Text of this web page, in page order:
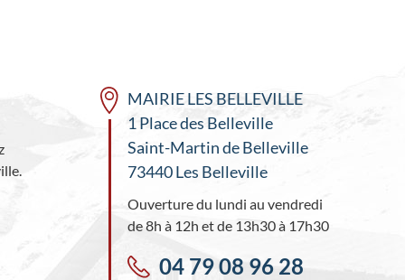
MAIRIE LES BELLEVILLE
1 Place des Belleville
Saint-Martin de Belleville
73440 Les Belleville
Ouverture du lundi au vendredi
de 8h à 12h et de 13h30 à 17h30
04 79 08 96 28